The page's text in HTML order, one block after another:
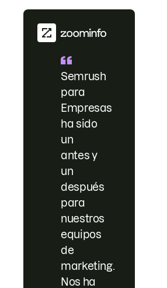
Semrush
para
Empresas
ha sido
un
antes y
un
después
para
nuestros
equipos
de
marketing.
Nos ha